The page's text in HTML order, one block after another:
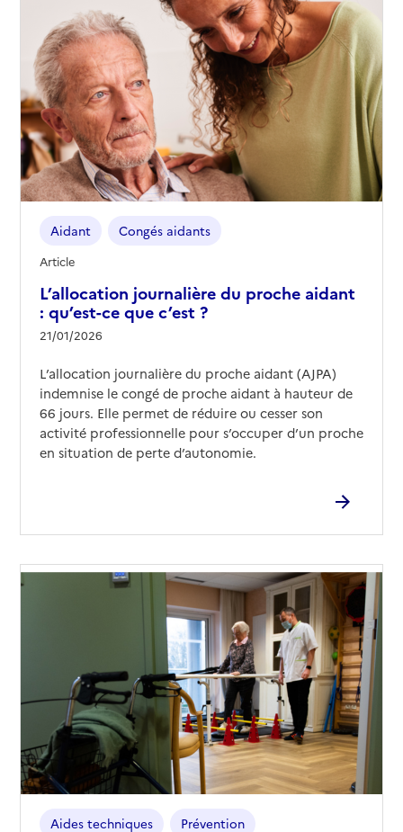
L’allocation journalière du proche aidant
: qu’est-ce que c’est ?
21/01/2026
Aidant Congés aidants
Article
L’allocation journalière du proche aidant (AJPA)
indemnise le congé de proche aidant à hauteur de
66 jours. Elle permet de réduire ou cesser son
activité professionnelle pour s’occuper d’un proche
en situation de perte d’autonomie.
Aides techniques Prévention